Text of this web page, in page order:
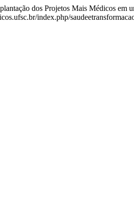
dos Projetos Mais Médicos em
index.php/